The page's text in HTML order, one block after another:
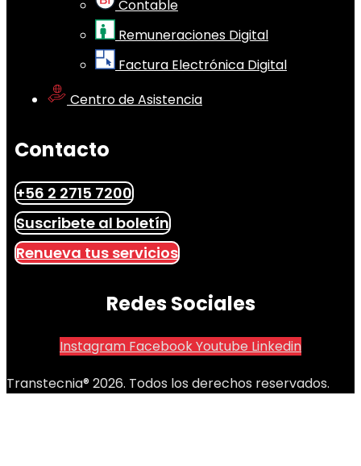
Contable
Remuneraciones Digital
Factura Electrónica Digital
Centro de Asistencia
Contacto
+56 2 2715 7200
Suscribete al boletín
Renueva tus servicios
Redes Sociales
Instagram FacebookYoutube Linkedin
Transtecnia® 2026. Todos los derechos reservados.